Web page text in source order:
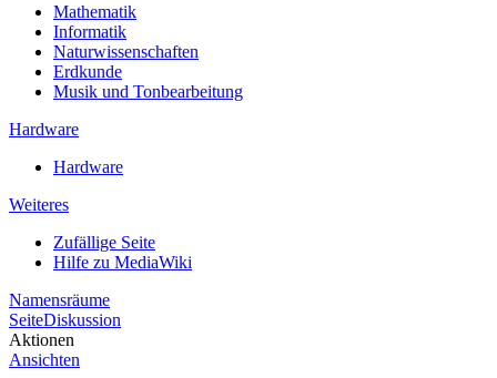
Mathematik
Informatik
Naturwissenschaften
Erdkunde
Musik und Tonbearbeitung
Hardware
Hardware
Weiteres
Zufällige Seite
Hilfe zu MediaWiki
Namensräume
SeiteDiskussion
Aktionen
Ansichten